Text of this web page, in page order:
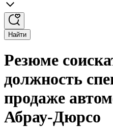
Найти
Резюме
должность
продаже
Абрау-Дюрсо